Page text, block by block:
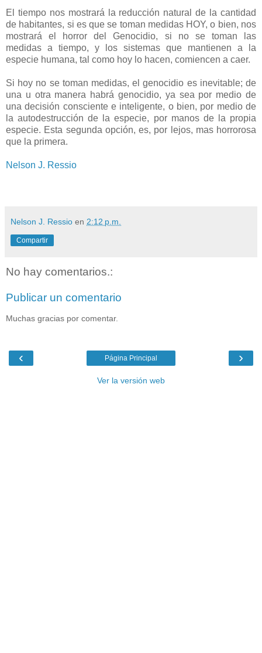
El tiempo nos mostrará la reducción natural de la cantidad
de habitantes, si es que se toman medidas HOY, o bien, nos
mostrará el horror del Genocidio, si no se toman las
medidas a tiempo, y los sistemas que mantienen a la
especie humana, tal como hoy lo hacen, comiencen a caer.
Si hoy no se toman medidas, el genocidio es inevitable; de
una u otra manera habrá genocidio, ya sea por medio de
una decisión consciente e inteligente, o bien, por medio de
la autodestrucción de la especie, por manos de la propia
especie. Esta segunda opción, es, por lejos, mas horrorosa
que la primera.
Nelson J. Ressio
Nelson J. Ressio en 2:12 p.m.
Compartir
No hay comentarios.:
Publicar un comentario
Muchas gracias por comentar.
‹ ›
Página Principal
Ver la versión web